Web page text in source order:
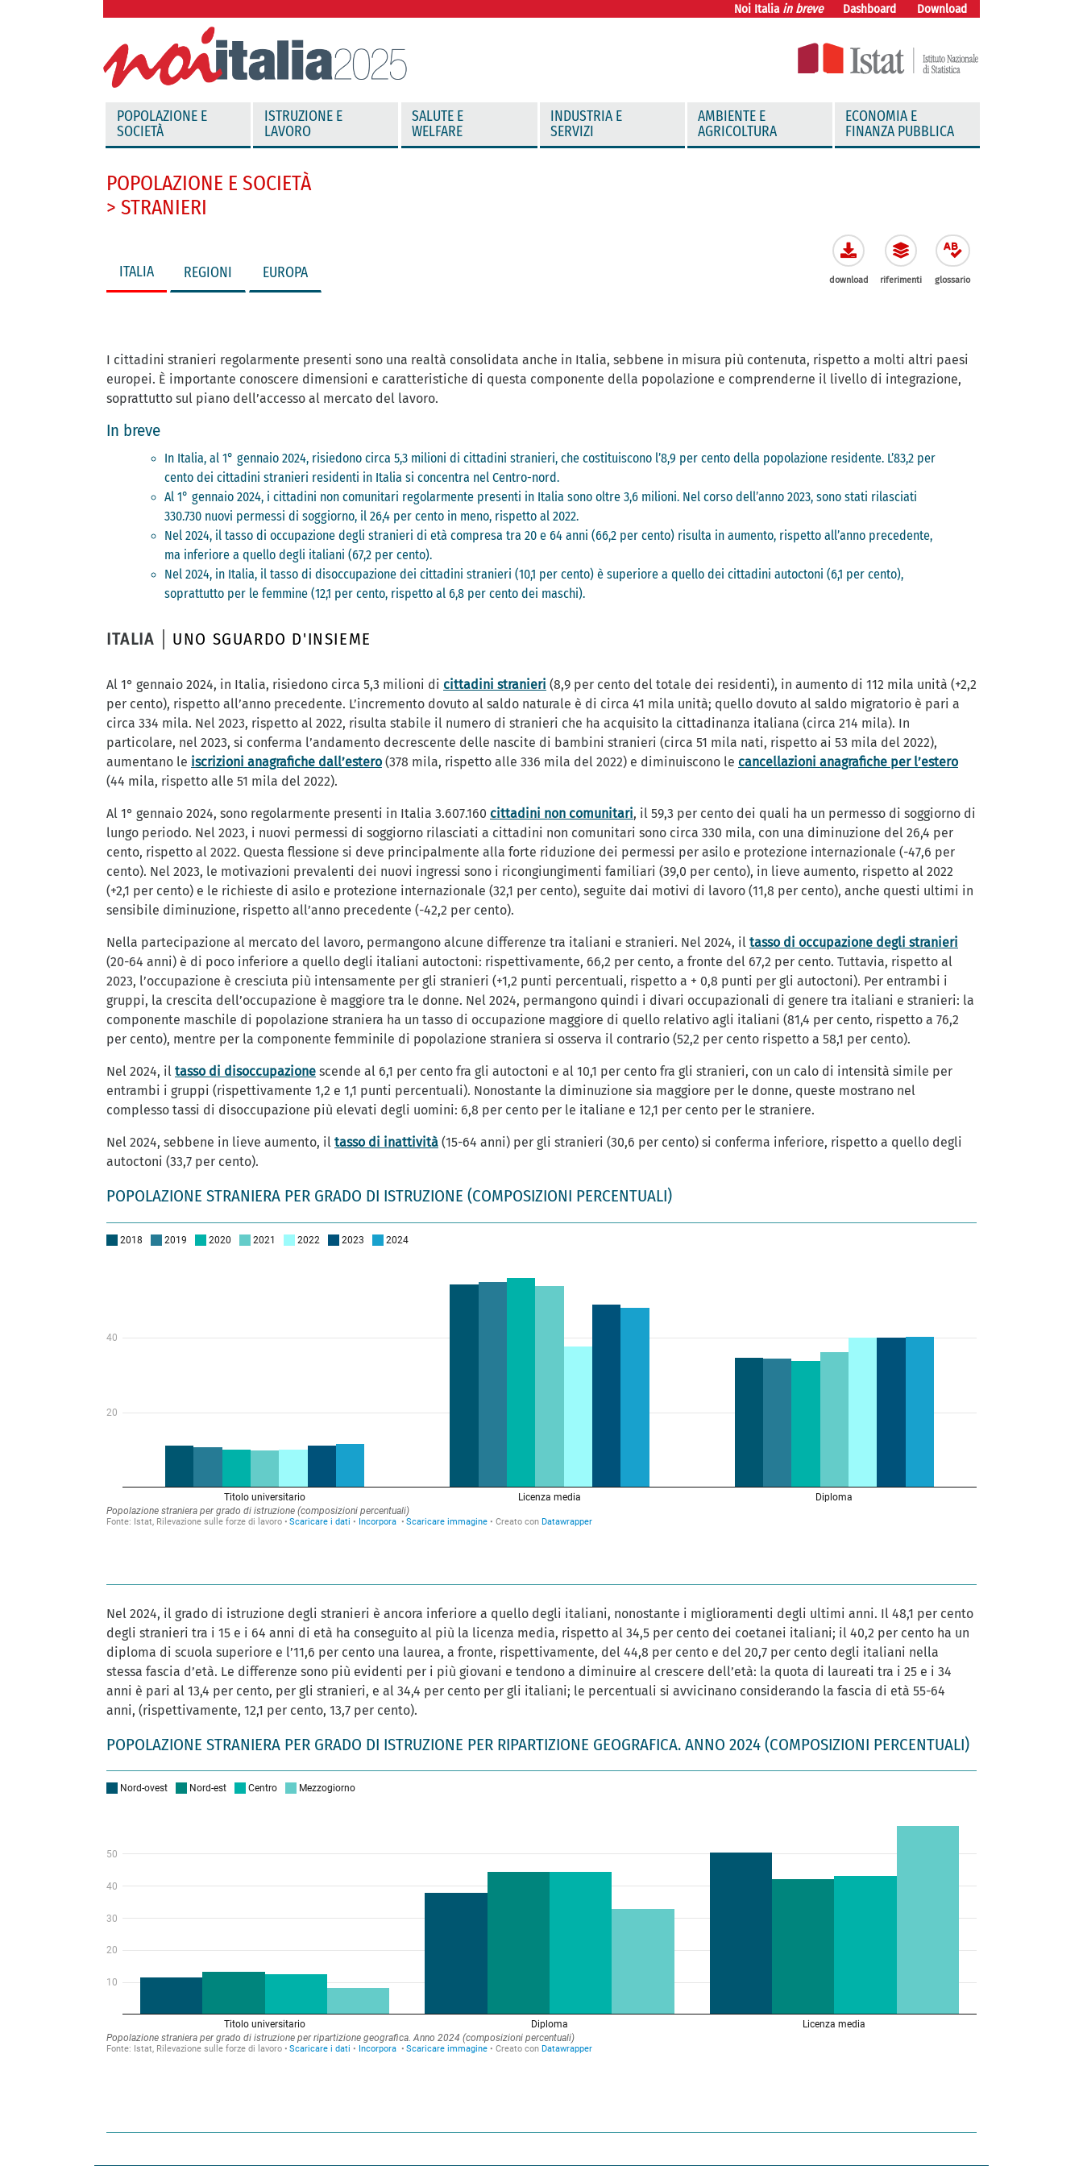
Noi Italiain breve Dashboard Download
POPOLAZIONE E
SOCIETÀ
ISTRUZIONE E
LAVORO
SALUTE E
WELFARE
INDUSTRIA E
SERVIZI
AMBIENTE E
AGRICOLTURA
ECONOMIA E
FINANZA PUBBLICA
POPOLAZIONE E SOCIETÀ
> STRANIERI
ITALIA REGIONI EUROPA download riferimenti glossario
I cittadini stranieri regolarmente presenti sono una realtà consolidata anche in Italia, sebbene in misura più contenuta, rispetto a molti altri paesi
europei. È importante conoscere dimensioni e caratteristiche di questa componente della popolazione e comprenderne il livello di integrazione,
soprattutto sul piano dell’accesso al mercato del lavoro.
In breve
In Italia, al 1° gennaio 2024, risiedono circa 5,3 milioni di cittadini stranieri, che costituiscono l’8,9 per cento della popolazione residente. L’83,2 per
cento dei cittadini stranieri residenti in Italia si concentra nel Centro-nord.
Al 1° gennaio 2024, i cittadini non comunitari regolarmente presenti in Italia sono oltre 3,6 milioni. Nel corso dell’anno 2023, sono stati rilasciati
330.730 nuovi permessi di soggiorno, il 26,4 per cento in meno, rispetto al 2022.
Nel 2024, il tasso di occupazione degli stranieri di età compresa tra 20 e 64 anni (66,2 per cento) risulta in aumento, rispetto all’anno precedente,
ma inferiore a quello degli italiani (67,2 per cento).
Nel 2024, in Italia, il tasso di disoccupazione dei cittadini stranieri (10,1 per cento) è superiore a quello dei cittadini autoctoni (6,1 per cento),
soprattutto per le femmine (12,1 per cento, rispetto al 6,8 per cento dei maschi).
ITALIA UNO SGUARDO D'INSIEME
Al 1° gennaio 2024, in Italia, risiedono circa 5,3 milioni di cittadini stranieri (8,9 per cento del totale dei residenti), in aumento di 112 mila unità (+2,2
per cento), rispetto all’anno precedente. L’incremento dovuto al saldo naturale è di circa 41 mila unità; quello dovuto al saldo migratorio è pari a
circa 334 mila. Nel 2023, rispetto al 2022, risulta stabile il numero di stranieri che ha acquisito la cittadinanza italiana (circa 214 mila). In
particolare, nel 2023, si conferma l’andamento decrescente delle nascite di bambini stranieri (circa 51 mila nati, rispetto ai 53 mila del 2022),
aumentano le iscrizioni anagrafiche dall’estero (378 mila, rispetto alle 336 mila del 2022) e diminuiscono le cancellazioni anagrafiche per l’estero
(44 mila, rispetto alle 51 mila del 2022).
Al 1° gennaio 2024, sono regolarmente presenti in Italia 3.607.160 cittadini non comunitari, il 59,3 per cento dei quali ha un permesso di soggiorno di
lungo periodo. Nel 2023, i nuovi permessi di soggiorno rilasciati a cittadini non comunitari sono circa 330 mila, con una diminuzione del 26,4 per
cento, rispetto al 2022. Questa flessione si deve principalmente alla forte riduzione dei permessi per asilo e protezione internazionale (-47,6 per
cento). Nel 2023, le motivazioni prevalenti dei nuovi ingressi sono i ricongiungimenti familiari (39,0 per cento), in lieve aumento, rispetto al 2022
(+2,1 per cento) e le richieste di asilo e protezione internazionale (32,1 per cento), seguite dai motivi di lavoro (11,8 per cento), anche questi ultimi in
sensibile diminuzione, rispetto all’anno precedente (-42,2 per cento).
Nella partecipazione al mercato del lavoro, permangono alcune differenze tra italiani e stranieri. Nel 2024, il tasso di occupazione degli stranieri
(20-64 anni) è di poco inferiore a quello degli italiani autoctoni: rispettivamente, 66,2 per cento, a fronte del 67,2 per cento. Tuttavia, rispetto al
2023, l’occupazione è cresciuta più intensamente per gli stranieri (+1,2 punti percentuali, rispetto a + 0,8 punti per gli autoctoni). Per entrambi i
gruppi, la crescita dell’occupazione è maggiore tra le donne. Nel 2024, permangono quindi i divari occupazionali di genere tra italiani e stranieri: la
componente maschile di popolazione straniera ha un tasso di occupazione maggiore di quello relativo agli italiani (81,4 per cento, rispetto a 76,2
per cento), mentre per la componente femminile di popolazione straniera si osserva il contrario (52,2 per cento rispetto a 58,1 per cento).
Nel 2024, il tasso di disoccupazione scende al 6,1 per cento fra gli autoctoni e al 10,1 per cento fra gli stranieri, con un calo di intensità simile per
entrambi i gruppi (rispettivamente 1,2 e 1,1 punti percentuali). Nonostante la diminuzione sia maggiore per le donne, queste mostrano nel
complesso tassi di disoccupazione più elevati degli uomini: 6,8 per cento per le italiane e 12,1 per cento per le straniere.
Nel 2024, sebbene in lieve aumento, il tasso di inattività (15-64 anni) per gli stranieri (30,6 per cento) si conferma inferiore, rispetto a quello degli
autoctoni (33,7 per cento).
POPOLAZIONE STRANIERA PER GRADO DI ISTRUZIONE (COMPOSIZIONI PERCENTUALI)
Nel 2024, il grado di istruzione degli stranieri è ancora inferiore a quello degli italiani, nonostante i miglioramenti degli ultimi anni. Il 48,1 per cento
degli stranieri tra i 15 e i 64 anni di età ha conseguito al più la licenza media, rispetto al 34,5 per cento dei coetanei italiani; il 40,2 per cento ha un
diploma di scuola superiore e l’11,6 per cento una laurea, a fronte, rispettivamente, del 44,8 per cento e del 20,7 per cento degli italiani nella
stessa fascia d’età. Le differenze sono più evidenti per i più giovani e tendono a diminuire al crescere dell’età: la quota di laureati tra i 25 e i 34
anni è pari al 13,4 per cento, per gli stranieri, e al 34,4 per cento per gli italiani; le percentuali si avvicinano considerando la fascia di età 55-64
anni, (rispettivamente, 12,1 per cento, 13,7 per cento).
POPOLAZIONE STRANIERA PER GRADO DI ISTRUZIONE PER RIPARTIZIONE GEOGRAFICA. ANNO 2024 (COMPOSIZIONI PERCENTUALI)